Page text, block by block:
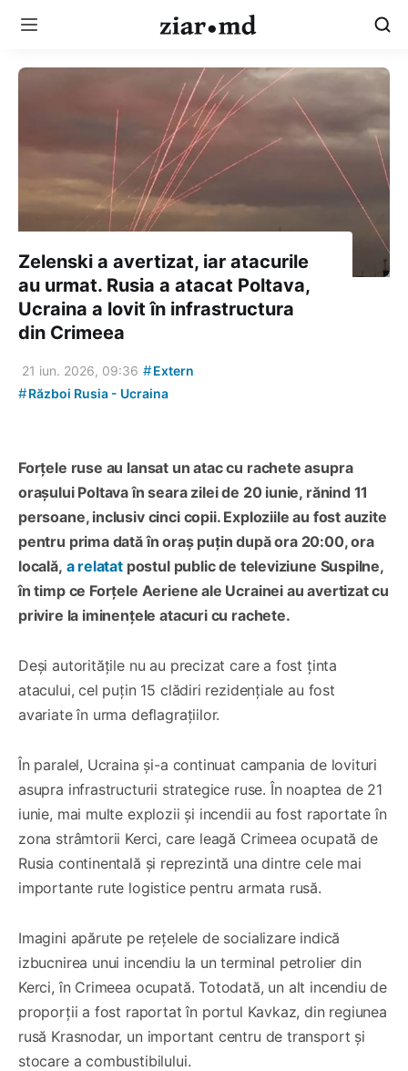
Zelenski a avertizat, iar atacurile
au urmat. Rusia a atacat Poltava,
Ucraina a lovit în infrastructura
din Crimeea
21 iun. 2026, 09:36 #Extern
#Război Rusia - Ucraina
Forțele ruse au lansat un atac cu rachete asupra
orașului Poltava în seara zilei de 20 iunie, rănind 11
persoane, inclusiv cinci copii. Exploziile au fost auzite
pentru prima dată în oraș puțin după ora 20:00, ora
locală, a relatatpostul public de televiziune Suspilne,
în timp ce Forțele Aeriene ale Ucrainei au avertizat cu
privire la iminențele atacuri cu rachete.
Deși autoritățile nu au precizat care a fost ținta
atacului, cel puțin 15 clădiri rezidențiale au fost
avariate în urma deflagrațiilor.
În paralel, Ucraina și-a continuat campania de lovituri
asupra infrastructurii strategice ruse. În noaptea de 21
iunie, mai multe explozii și incendii au fost raportate în
zona strâmtorii Kerci, care leagă Crimeea ocupată de
Rusia continentală și reprezintă una dintre cele mai
importante rute logistice pentru armata rusă.
Imagini apărute pe rețelele de socializare indică
izbucnirea unui incendiu la un terminal petrolier din
Kerci, în Crimeea ocupată. Totodată, un alt incendiu de
proporții a fost raportat în portul Kavkaz, din regiunea
rusă Krasnodar, un important centru de transport și
stocare a combustibilului.